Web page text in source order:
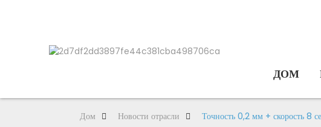
ДОМ
Дом Новости отрасли Точность 0,2 мм + скорость 8